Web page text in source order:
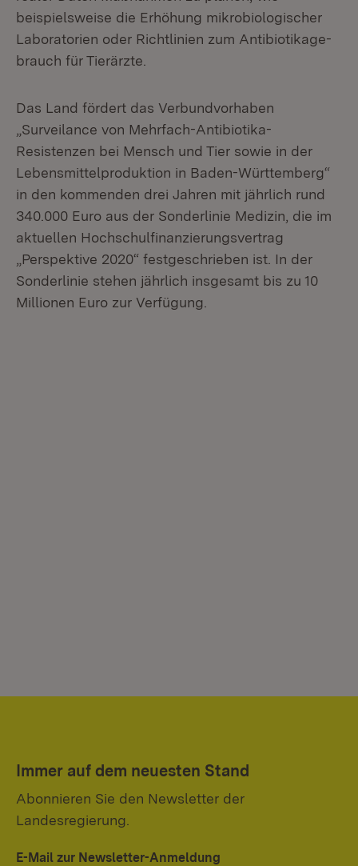
beispielsweise die Erhöhung mikrobiologischer
Laboratorien oder Richtlinien zum Antibiotikage-
brauch für Tierärzte.
Das Land fördert das Verbundvorhaben
„Surveilance von Mehrfach-Antibiotika-
Resistenzen bei Mensch und Tier sowie in der
Lebensmittelproduktion in Baden-Württemberg“
in den kommenden drei Jahren mit jährlich rund
340.000 Euro aus der Sonderlinie Medizin, die im
aktuellen Hochschulfinanzierungsvertrag
„Perspektive 2020“ festgeschrieben ist. In der
Sonderlinie stehen jährlich insgesamt bis zu 10
Millionen Euro zur Verfügung.
Immer auf dem neuesten Stand
Abonnieren Sie den Newsletter der
Landesregierung.
E-Mail zur Newsletter-Anmeldung